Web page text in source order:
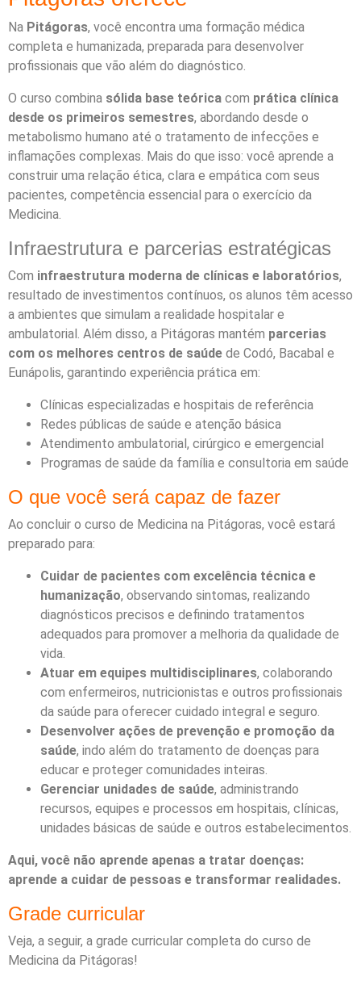
Na Pitágoras, você encontra uma formação médica
completa e humanizada, preparada para desenvolver
profissionais que vão além do diagnóstico.
O curso combina sólida base teórica com prática clínica
desde os primeiros semestres, abordando desde o
metabolismo humano até o tratamento de infecções e
inflamações complexas. Mais do que isso: você aprende a
construir uma relação ética, clara e empática com seus
pacientes, competência essencial para o exercício da
Medicina.
Infraestrutura e parcerias estratégicas
Com infraestrutura moderna de clínicas e laboratórios,
resultado de investimentos contínuos, os alunos têm acesso
a ambientes que simulam a realidade hospitalar e
ambulatorial. Além disso, a Pitágoras mantém parcerias
com os melhores centros de saúde de Codó, Bacabal e
Eunápolis, garantindo experiência prática em:
Clínicas especializadas e hospitais de referência
Redes públicas de saúde e atenção básica
Atendimento ambulatorial, cirúrgico e emergencial
Programas de saúde da família e consultoria em saúde
O que você será capaz de fazer
Ao concluir o curso de Medicina na Pitágoras, você estará
preparado para:
Cuidar de pacientes com excelência técnica e
humanização, observando sintomas, realizando
diagnósticos precisos e definindo tratamentos
adequados para promover a melhoria da qualidade de
vida.
Atuar em equipes multidisciplinares, colaborando
com enfermeiros, nutricionistas e outros profissionais
da saúde para oferecer cuidado integral e seguro.
Desenvolver ações de prevenção e promoção da
saúde, indo além do tratamento de doenças para
educar e proteger comunidades inteiras.
Gerenciar unidades de saúde, administrando
recursos, equipes e processos em hospitais, clínicas,
unidades básicas de saúde e outros estabelecimentos.
Aqui, você não aprende apenas a tratar doenças:
aprende a cuidar de pessoas e transformar realidades.
Grade curricular
Veja, a seguir, a grade curricular completa do curso de
Medicina da Pitágoras!